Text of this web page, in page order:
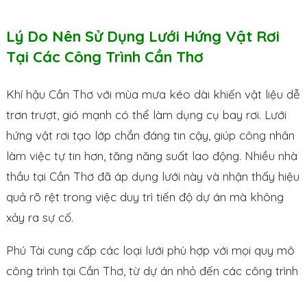
Lý Do Nên Sử Dụng Lưới Hứng Vật Rơi
Tại Các Công Trình Cần Thơ
Khí hậu Cần Thơ với mùa mưa kéo dài khiến vật liệu dễ
trơn trượt, gió mạnh có thể làm dụng cụ bay rơi. Lưới
hứng vật rơi tạo lớp chắn đáng tin cậy, giúp công nhân
làm việc tự tin hơn, tăng năng suất lao động. Nhiều nhà
thầu tại Cần Thơ đã áp dụng lưới này và nhận thấy hiệu
quả rõ rệt trong việc duy trì tiến độ dự án mà không
xảy ra sự cố.
Phú Tài cung cấp các loại lưới phù hợp với mọi quy mô
công trình tại Cần Thơ, từ dự án nhỏ đến các công trình